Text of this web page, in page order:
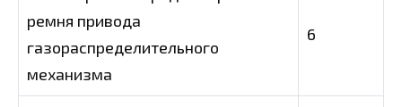
ремня привода
газораспределительного
механизма
6